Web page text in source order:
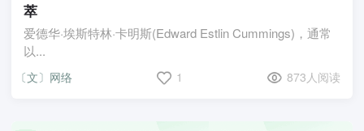
萃
爱德华·埃斯特林·卡明斯(Edward Estlin Cummings)，通常
以...
〔文〕网络 1 873人阅读